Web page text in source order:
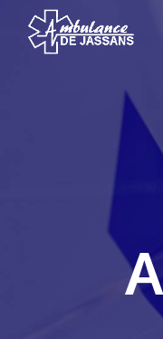
Panneau de gestion